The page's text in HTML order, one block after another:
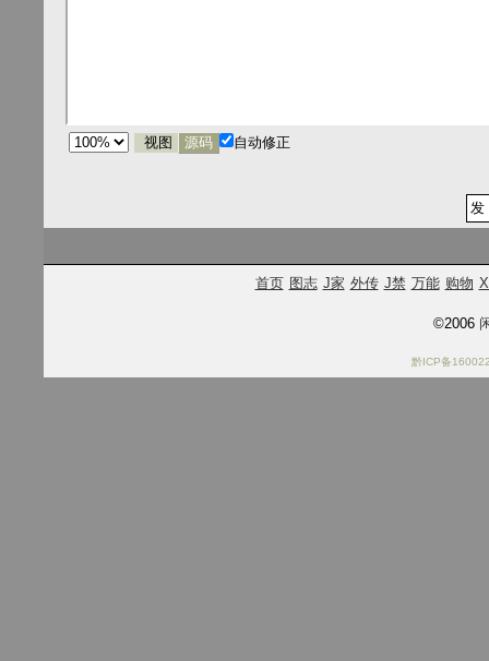
视图 源码 自动修正
首页 图志 J家 外传 J禁 万能 购物
©2006
黔ICP备